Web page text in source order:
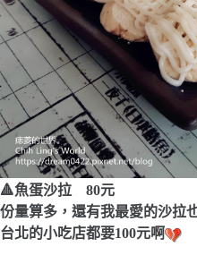
🔺魚蛋沙拉 80元
份量算多，還有我最愛的沙拉
台北的小吃店都要100元啊